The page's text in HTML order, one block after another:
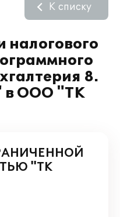
налогового
8.
в ООО "ТК
К списку
"ТК